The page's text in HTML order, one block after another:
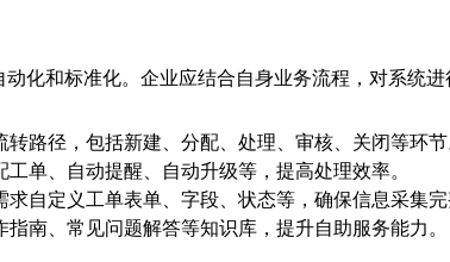
化和标准化。企业应结合自身业务流程，对系统进
转路径，包括新建、分配、处理、审核、关闭等环节
工单、自动提醒、自动升级等，提高处理效率。
求自定义工单表单、字段、状态等，确保信息采集完
指南、常见问题解答等知识库，提升自助服务能力。